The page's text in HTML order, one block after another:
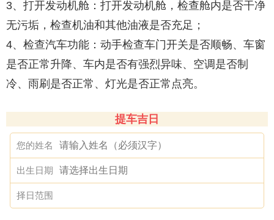
3、打开发动机舱：打开发动机舱，检查舱内是否干净
无污垢，检查机油和其他油液是否充足；
4、检查汽车功能：动手检查车门开关是否顺畅、车窗
是否正常升降、车内是否有强烈异味、空调是否制
冷、雨刷是否正常、灯光是否正常点亮。
提车吉日
您的姓名
出生日期
择日范围